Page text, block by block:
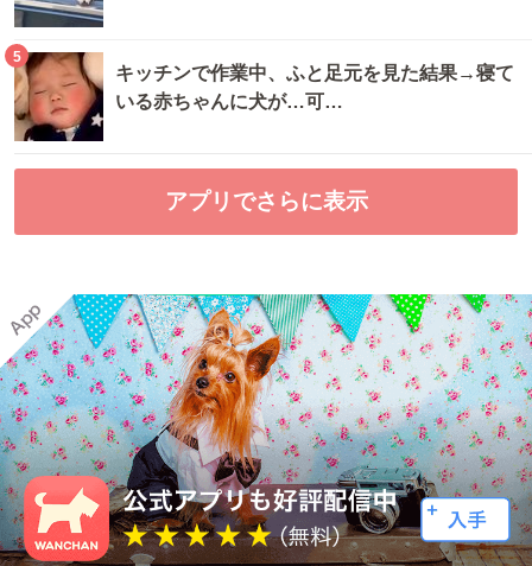
5
キッチンで作業中、ふと足元を見た結果→寝て
いる赤ちゃんに犬が…可…
アプリでさらに表示